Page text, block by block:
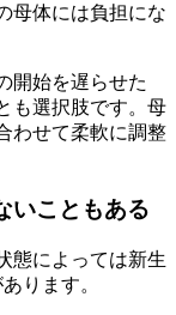
母体には負担にな
開始を遅らせた
も選択肢です。母
わせて柔軟に調整
いこともある
態によっては新生
ります。